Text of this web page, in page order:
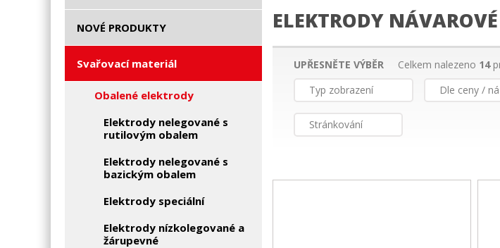
NOVÉ PRODUKTY
Svařovací materiál
Obalené elektrody
Elektrody nelegované s
rutilovým obalem
Elektrody nelegované s
bazickým obalem
Elektrody speciální
Elektrody nízkolegované a
žárupevné
ELEKTRODY
UPŘESNĚTE VÝBĚR Celkem nalezeno 14
Typ zobrazení
Dle ceny /
Stránkování